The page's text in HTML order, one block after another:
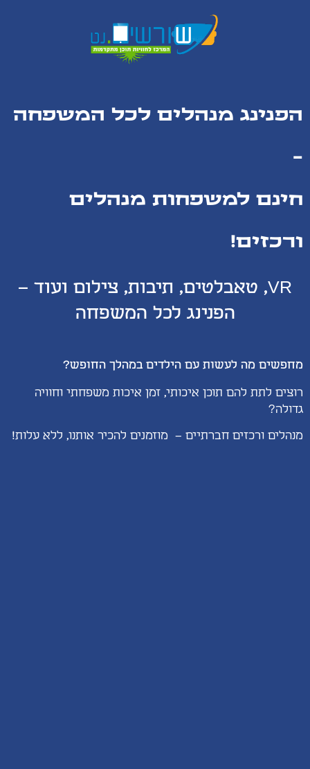
הפנינג מנהלים לכל המשפחה
-
חינם למשפחות מנהלים
ורכזים!
VR, טאבלטים, תיבות, צילום ועוד –
הפנינג לכל המשפחה
מחפשים מה לעשות עם הילדים במהלך החופש?
רוצים לתת להם תוכן איכותי, זמן איכות משפחתי וחוויה
גדולה?
מנהלים ורכזים חברתיים – מוזמנים להכיר אותנו, ללא עלות!